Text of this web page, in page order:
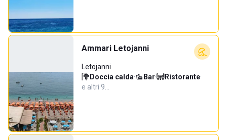
Ammari Letojanni
Letojanni
Doccia calda· Bar· Ristorante·
e altri 9…